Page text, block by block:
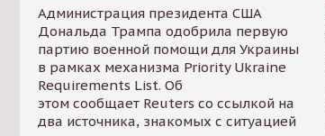
Администрация президента США
Дональда Трампа одобрила первую
партию военной помощи для Украины
в рамках механизма Priority Ukraine
Requirements List. Об
этом сообщает Reuters со ссылкой на
два источника, знакомых с ситуацией